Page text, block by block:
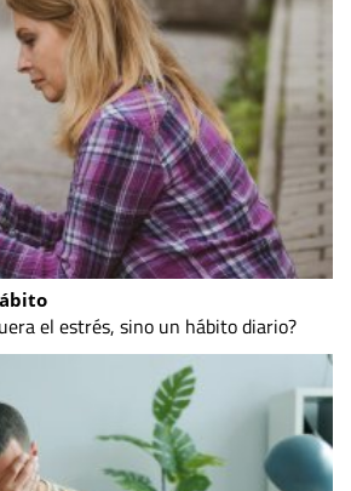
el estrés, sino un hábito diario?